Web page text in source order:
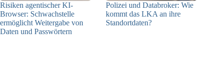
Risiken agentischer KI-
Browser: Schwachstelle
ermöglicht Weitergabe von
Daten und Passwörtern
Polizei und Databroker: Wie
kommt das LKA an ihre
Standortdaten?